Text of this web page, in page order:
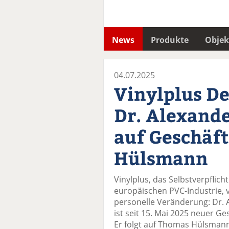
News Produkte
04.07.2025
Vinylplus
Dr.
auf
Hülsmann
Vinylplus, das
europäischen PVC-Industrie,
personelle Veränderung: Dr.
ist seit 15. Mai 2025 neuer
Er folgt auf Thomas